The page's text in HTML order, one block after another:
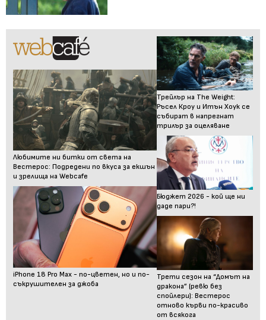
Любимите ни битки от света на
Вестерос: Подредени по вкуса за екшън
и зрелища на Webcafe
iPhone 18 Pro Max - по-цветен, но и по-
съкрушителен за джоба
Трейлър на The Weight:
Ръсел Кроу и Итън Хоук се
събират в напрегнат
трилър за оцеляване
Бюджет 2026 - кой ще ни
даде пари?!
Трети сезон на “Домът на
дракона” (ревю без
спойлери): Вестерос
отново кърви по-красиво
от всякога